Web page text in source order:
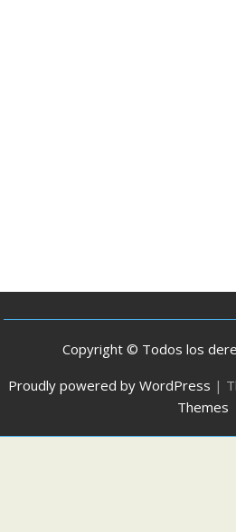
Copyright © Todos los
Proudly powered by WordPress |
Themes